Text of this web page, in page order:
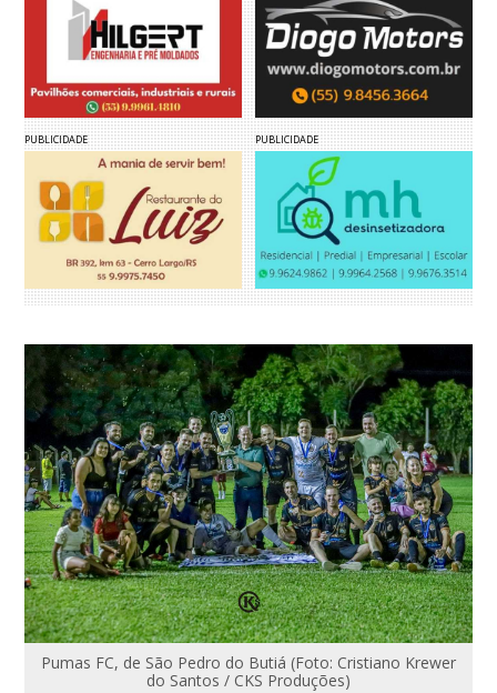
PUBLICIDADE PUBLICIDADE
Pumas FC, de São Pedro do Butiá (Foto: Cristiano Krewer
do Santos / CKS Produções)